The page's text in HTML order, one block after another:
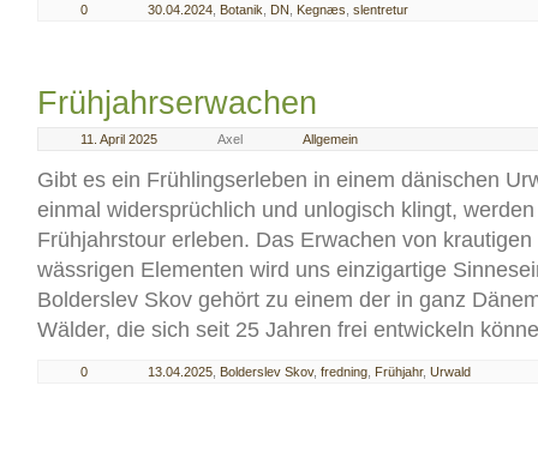
0 30.04.2024 Botanik DN Kegnæs slentretur
Frühjahrserwachen
11. April 2025 Axel Allgemein
Gibt es ein Frühlingserleben in einem dänischen
einmal widersprüchlich und unlogisch klingt,
Frühjahrstour erleben. Das Erwachen von
wässrigen Elementen wird uns einzigartige
Bolderslev Skov gehört zu einem der in ganz
Wälder, die sich seit 25 Jahren frei entwickeln
0 13.04.2025 Bolderslev Skov, fredning Frühjahr, Urwald